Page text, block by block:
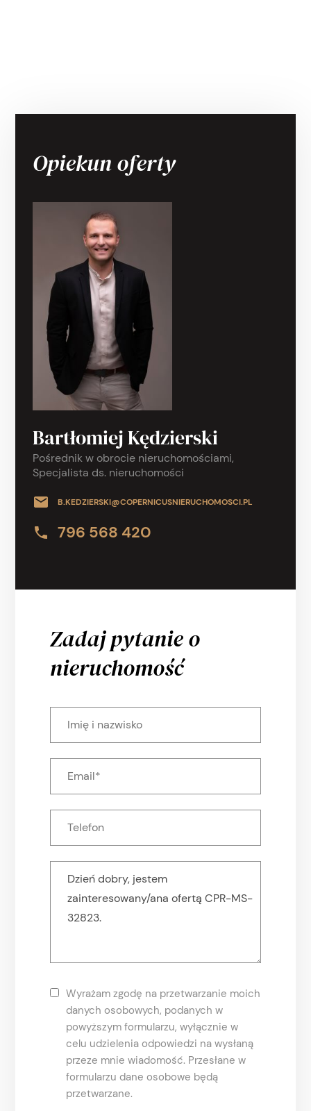
Opiekun oferty
Bartłomiej Kędzierski
Pośrednik w obrocie nieruchomościami,
Specjalista ds. nieruchomości
B.KEDZIERSKI@COPERNICUSNIERUCHOMOSCI.PL
796 568 420
Zadaj pytanie o
nieruchomość
Wyrażam zgodę na przetwarzanie moich
danych osobowych, podanych w
powyższym formularzu, wyłącznie w
celu udzielenia odpowiedzi na wysłaną
przeze mnie wiadomość. Przesłane w
formularzu dane osobowe będą
przetwarzane.